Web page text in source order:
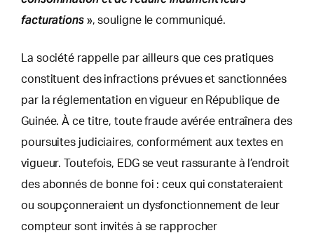
facturations», souligne le communiqué.
La société rappelle par ailleurs que ces pratiques
constituent des infractions prévues et sanctionnées
par la réglementation en vigueur en République de
Guinée. À ce titre, toute fraude avérée entraînera des
poursuites judiciaires, conformément aux textes en
vigueur. Toutefois, EDG se veut rassurante à l’endroit
des abonnés de bonne foi : ceux qui constateraient
ou soupçonneraient un dysfonctionnement de leur
compteur sont invités à se rapprocher